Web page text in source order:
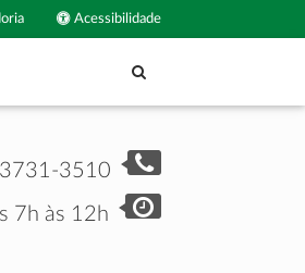
Acessibilidade
3510
7h às 12h